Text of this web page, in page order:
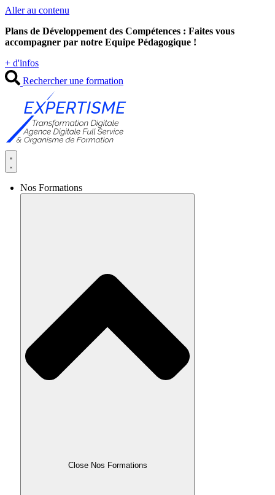
Aller au contenu
Plans de Développement des Compétences : Faites vous
accompagner par notre Equipe Pédagogique !
+ d'infos
Rechercher une formation
Nos Formations
Close Nos Formations